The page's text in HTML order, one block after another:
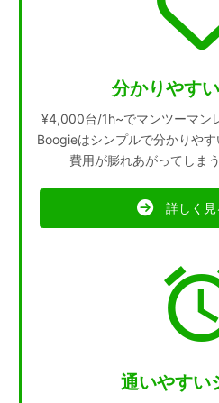
分かりやす
¥4,000台/1h~でマンツーマン
Boogieはシンプルで分かりや
費用が膨れあがってしま
詳しく
通いやすい